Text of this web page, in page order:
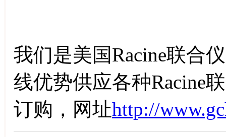
我们是美国Racine联合
线优势供应各种Racine
订购，网址http://